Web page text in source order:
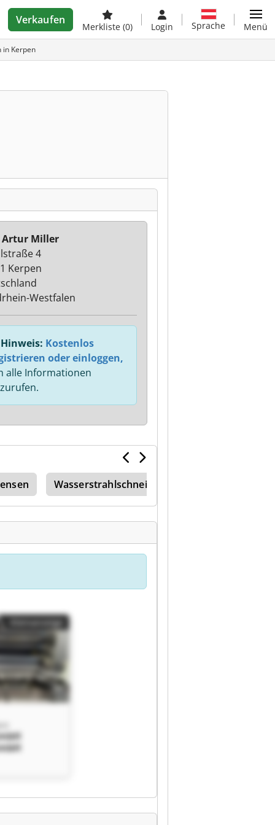
Verkaufen
Merkliste (0) Login Sprache Menü
in Kerpen
Artur Miller
4
Kerpen
Westfalen
Kostenlos
oder einloggen,
alle Informationen
Wasserstrahlschneidanlage